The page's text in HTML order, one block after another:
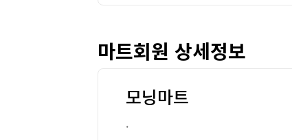
마트회원 상세정보
모닝마트
.